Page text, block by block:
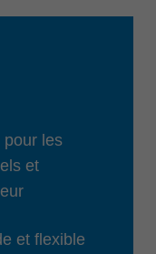
pour les
et
et flexible